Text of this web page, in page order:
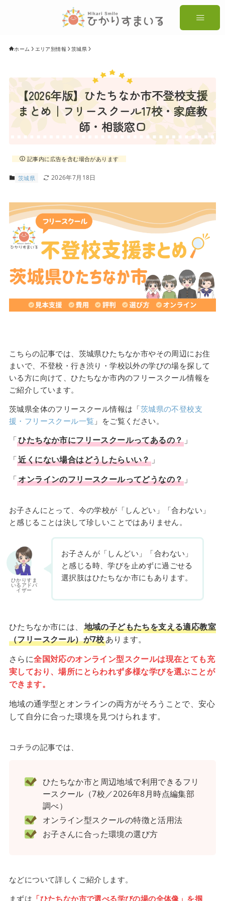
ホーム エリア別情報 茨城県
【2026年版】ひたちなか市不登校支援
まとめ｜フリースクール17校・家庭教
師・相談窓口
記事内に広告を含む場合があります
茨城県 2026年7月18日
こちらの記事では、茨城県ひたちなか市やその周辺にお住
まいで、不登校・行き渋り・学校以外の学びの場を探して
いる方に向けて、ひたちなか市内のフリースクール情報を
ご紹介しています。
茨城県全体のフリースクール情報は「茨城県の不登校支
援・フリースクール一覧 」をご覧ください。
「ひたちなか市にフリースクールってあるの？ 」
「近くにない場合はどうしたらいい？」
「オンラインのフリースクールってどうなの？ 」
お子さんにとって、今の学校が「しんどい」「合わない」
と感じることは決して珍しいことではありません。
ひかりすま
いるアドバ
イザー
お子さんが「しんどい」「合わない」
と感じる時、学びを止めずに過ごせる
選択肢はひたちなか市にもあります。
ひたちなか市には、 地域の子どもたちを支える適応教室
（フリースクール）が7校あります。
さらに全国対応のオンライン型スクールは現在とても充
実しており、場所にとらわれず多様な学びを選ぶことが
できます。
地域の通学型とオンラインの両方がそろうことで、安心
して自分に合った環境を見つけられます。
コチラの記事では、
ひたちなか市と周辺地域で利用できるフリ
ースクール（7校／2026年8月時点編集部
調べ）
オンライン型スクールの特徴と活用法
お子さんに合った環境の選び方
などについて詳しくご紹介します。
まずは 「ひたちなか市で選べる学びの場の全体像」を掴